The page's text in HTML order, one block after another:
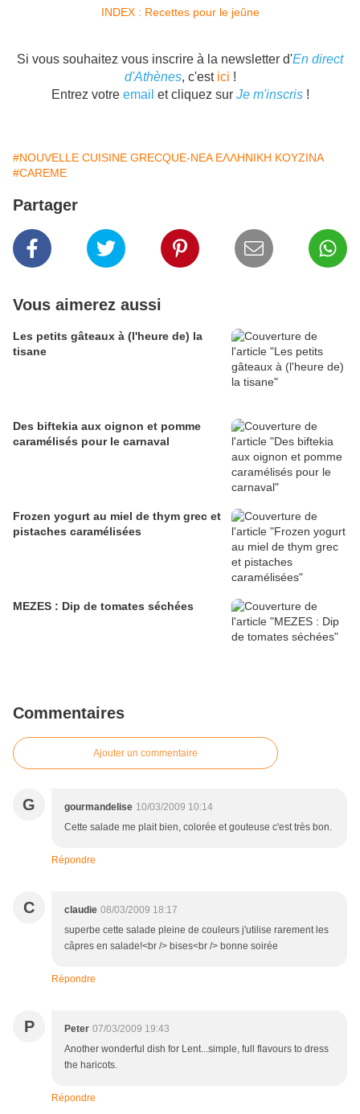
INDEX : Recettes pour le jeûne
Si vous souhaitez vous inscrire à la newsletter d'En direct
d'Athènes, c'est ici !
Entrez votre email et cliquez sur Je m'inscris!
#NOUVELLE CUISINE GRECQUE-ΝΕΑ ΕΛΛΗΝΙΚΗ ΚΟΥΖΙΝΑ
#CAREME
Partager
Vous aimerez aussi
Les petits gâteaux à (l'heure de) la
tisane
Des biftekia aux oignon et pomme
caramélisés pour le carnaval
Frozen yogurt au miel de thym grec et
pistaches caramélisées
MEZES : Dip de tomates séchées
Commentaires
Ajouter un commentaire
G gourmandelise 10/03/2009 10:14
Cette salade me plait bien, colorée et gouteuse c'est très bon.
Répondre
C claudie 08/03/2009 18:17
superbe cette salade pleine de couleurs j'utilise rarement les
câpres en salade!<br /> bises<br /> bonne soirée
Répondre
P Peter 07/03/2009 19:43
Another wonderful dish for Lent...simple, full flavours to dress
the haricots.
Répondre